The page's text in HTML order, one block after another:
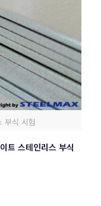
부식 시험
스테인리스 부식